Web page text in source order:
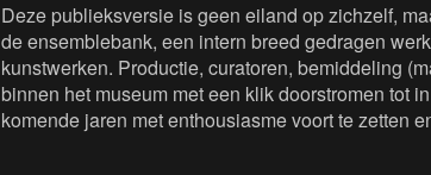
Deze publieksversie is geen eiland op zichzelf,
de ensemblebank, een intern breed gedragen
kunstwerken. Productie, curatoren, bemiddeling
binnen het museum met een klik doorstromen tot
komende jaren met enthousiasme voort te zetten